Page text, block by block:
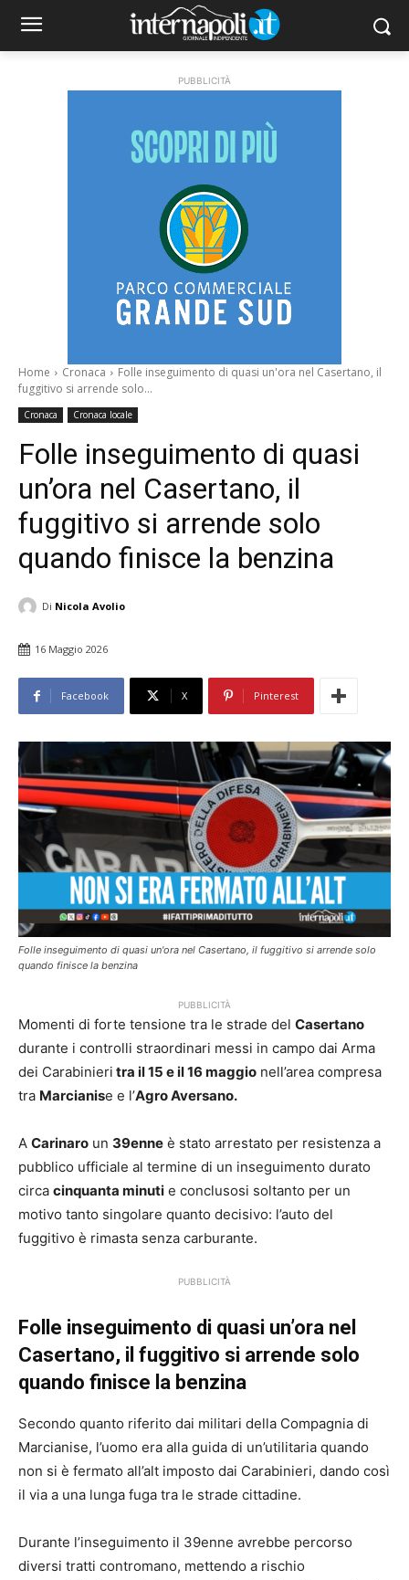
PUBBLICITÀ
Home Cronaca
Folle inseguimento di quasi un'ora nel Casertano, il
fuggitivo si arrende solo...
Cronaca Cronaca locale
Folle inseguimento di quasi
un’ora nel Casertano, il
fuggitivo si arrende solo
quando finisce la benzina
Di Nicola Avolio
16 Maggio 2026
Facebook X Pinterest
Folle inseguimento di quasi un'ora nel Casertano, il fuggitivo si arrende solo
quando finisce la benzina
PUBBLICITÀ
Momenti di forte tensione tra le strade del Casertano
durante i controlli straordinari messi in campo dai Arma
dei Carabinieri tra il 15 e il 16 maggio nell’area compresa
tra Marcianise e l’Agro Aversano.
A Carinaro un 39enne è stato arrestato per resistenza a
pubblico ufficiale al termine di un inseguimento durato
circa cinquanta minuti e conclusosi soltanto per un
motivo tanto singolare quanto decisivo: l’auto del
fuggitivo è rimasta senza carburante.
PUBBLICITÀ
Folle inseguimento di quasi un’ora nel
Casertano, il fuggitivo si arrende solo
quando finisce la benzina
Secondo quanto riferito dai militari della Compagnia di
Marcianise, l’uomo era alla guida di un’utilitaria quando
non si è fermato all’alt imposto dai Carabinieri, dando così
il via a una lunga fuga tra le strade cittadine.
Durante l’inseguimento il 39enne avrebbe percorso
diversi tratti contromano, mettendo a rischio